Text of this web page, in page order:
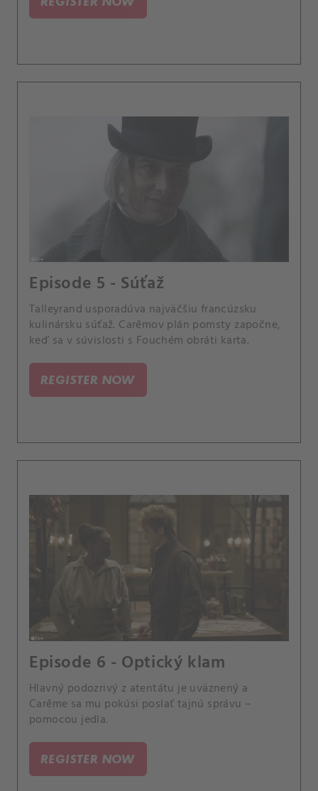
Episode 5 - Súťaž
Talleyrand usporadúva najväčšiu francúzsku
kulinársku súťaž. Carêmov plán pomsty započne,
keď sa v súvislosti s Fouchém obráti karta.
REGISTER NOW
Episode 6 - Optický klam
Hlavný podozrivý z atentátu je uväznený a
Carême sa mu pokúsi poslať tajnú správu –
pomocou jedla.
REGISTER NOW